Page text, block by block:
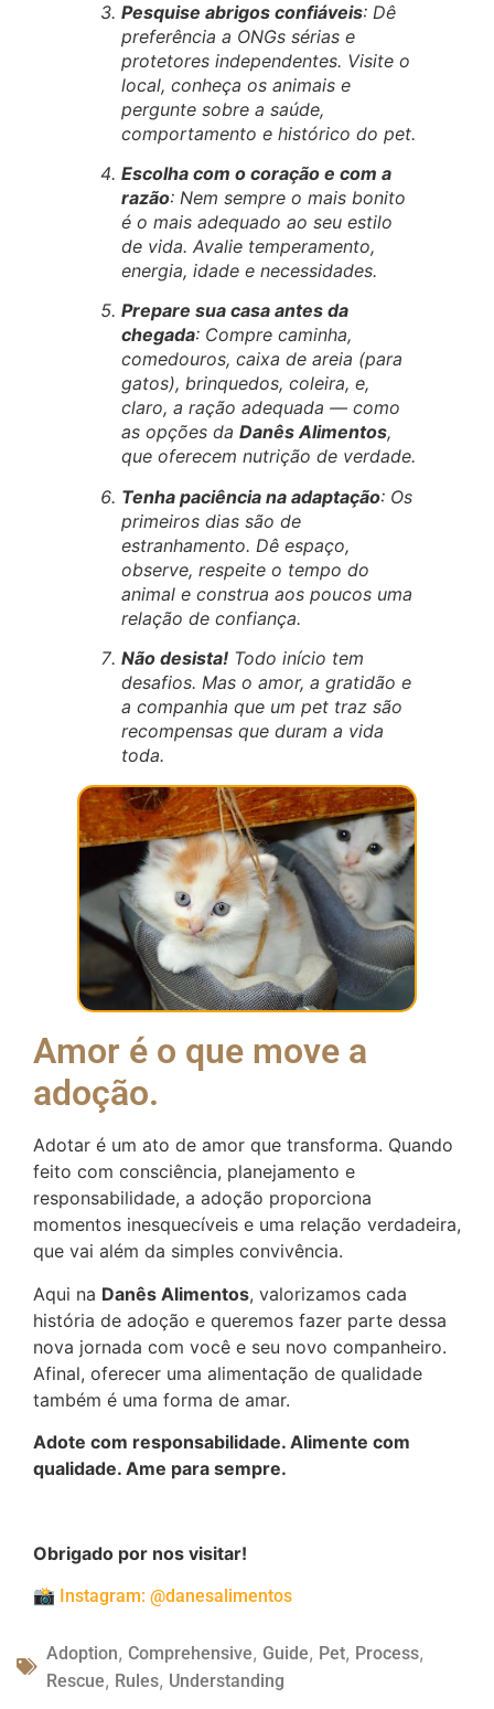
Pesquise abrigos confiáveis: Dê
preferência a ONGs sérias e
protetores independentes. Visite o
local, conheça os animais e
pergunte sobre a saúde,
comportamento e histórico do pet.
Escolha com o coração e com a
razão: Nem sempre o mais bonito
é o mais adequado ao seu estilo
de vida. Avalie temperamento,
energia, idade e necessidades.
Prepare sua casa antes da
chegada: Compre caminha,
comedouros, caixa de areia (para
gatos), brinquedos, coleira, e,
claro, a ração adequada — como
as opções da Danês Alimentos,
que oferecem nutrição de verdade.
Tenha paciência na adaptação: Os
primeiros dias são de
estranhamento. Dê espaço,
observe, respeite o tempo do
animal e construa aos poucos uma
relação de confiança.
Não desista! Todo início tem
desafios. Mas o amor, a gratidão e
a companhia que um pet traz são
recompensas que duram a vida
toda.
Amor é o que move a
adoção.
Adotar é um ato de amor que transforma. Quando
feito com consciência, planejamento e
responsabilidade, a adoção proporciona
momentos inesquecíveis e uma relação verdadeira,
que vai além da simples convivência.
Aqui na Danês Alimentos, valorizamos cada
história de adoção e queremos fazer parte dessa
nova jornada com você e seu novo companheiro.
Afinal, oferecer uma alimentação de qualidade
também é uma forma de amar.
Adote com responsabilidade. Alimente com
qualidade. Ame para sempre.
Obrigado por nos visitar!
📸 Instagram: @danesalimentos
Adoption, Comprehensive, Guide, Pet, Process,
Rescue, Rules, Understanding